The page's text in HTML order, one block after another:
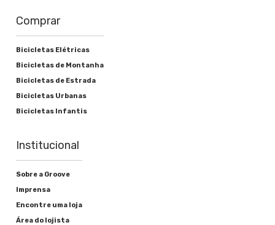
Comprar
Bicicletas Elétricas
Bicicletas de Montanha
Bicicletas de Estrada
Bicicletas Urbanas
Bicicletas Infantis
Institucional
Sobre a Groove
Imprensa
Encontre uma loja
Área do lojista